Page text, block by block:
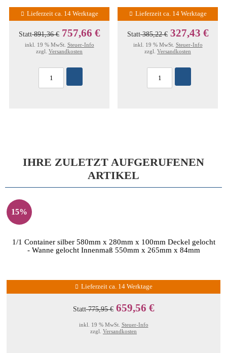
Lieferzeit ca. 14 Werktage
Statt891,36 € 757,66 €
inkl. 19 % MwSt. Steuer-Info
zzgl. Versandkosten
Lieferzeit ca. 14 Werktage
Statt385,22 € 327,43 €
inkl. 19 % MwSt. Steuer-Info
zzgl. Versandkosten
IHRE ZULETZT AUFGERUFENEN
ARTIKEL
15%
1/1 Container silber 580mm x 280mm x 100mm Deckel gelocht
- Wanne gelocht Innenmaß 550mm x 265mm x 84mm
Lieferzeit ca. 14 Werktage
Statt775,95 € 659,56 €
inkl. 19 % MwSt. Steuer-Info
zzgl. Versandkosten